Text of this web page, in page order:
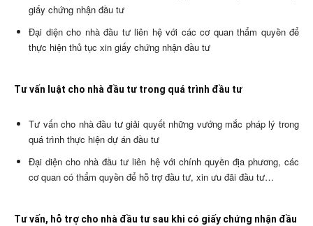
giấy chứng nhận đầu tư
Đại diện cho nhà đầu tư liên hệ với các cơ quan thẩm quyền để
thực hiện thủ tục xin giấy chứng nhận đầu tư
Tư vấn luật cho nhà đầu tư trong quá trình đầu tư
Tư vấn cho nhà đầu tư giải quyết những vướng mắc pháp lý trong
quá trình thực hiện dự án đầu tư
Đại diện cho nhà đầu tư liên hệ với chính quyền địa phương, các
cơ quan có thẩm quyền để hỗ trợ đầu tư, xin ưu đãi đầu tư…
Tư vấn, hỗ trợ cho nhà đầu tư sau khi có giấy chứng nhận đầu